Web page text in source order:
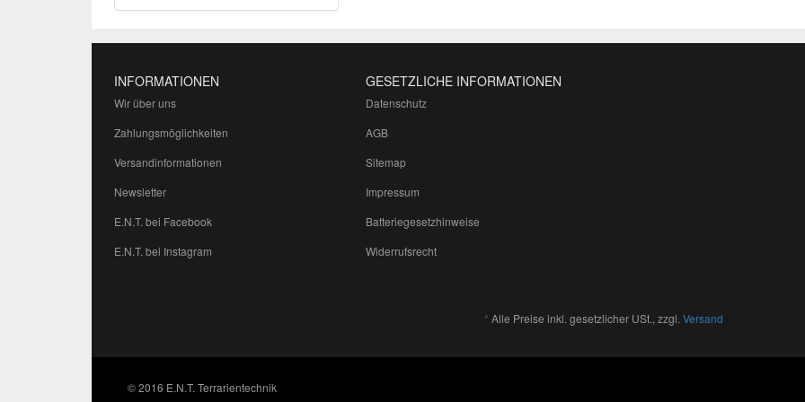
INFORMATIONEN
Wir über uns
Zahlungsmöglichkeiten
Versandinformationen
Newsletter
E.N.T. bei Facebook
E.N.T. bei Instagram
GESETZLICHE INFORMATIONEN
Datenschutz
AGB
Sitemap
Impressum
Batteriegesetzhinweise
Widerrufsrecht
* Alle Preise inkl. gesetzlicher USt., zzgl. Versand
© 2016 E.N.T. Terrarientechnik